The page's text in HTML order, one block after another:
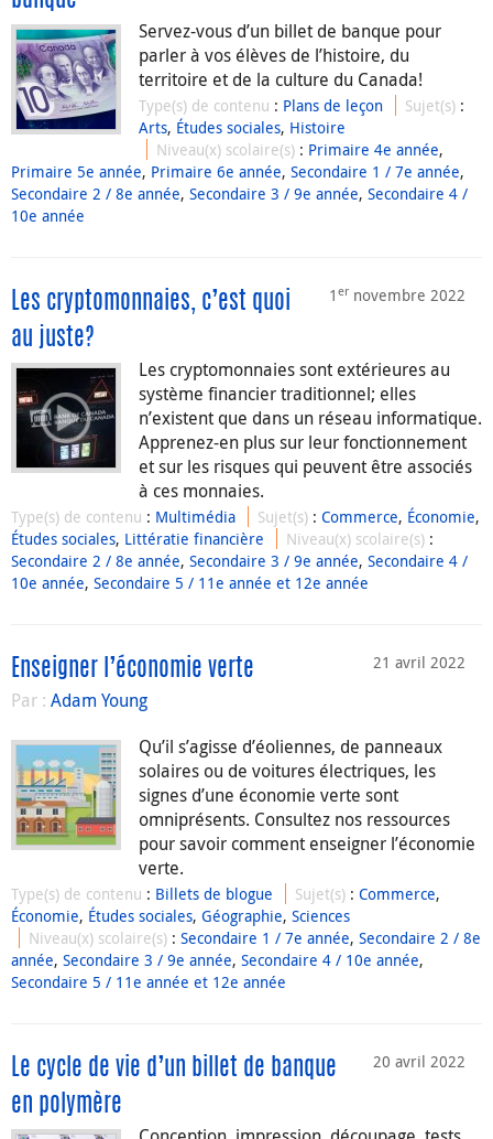
Servez-vous d’un billet de banque pour
parler à vos élèves de l’histoire, du
territoire et de la culture du Canada!
Type(s) de contenu : Plans de leçon Sujet(s) :
Arts, Études sociales, Histoire
Niveau(x) scolaire(s) : Primaire 4e année,
Primaire 5e année, Primaire 6e année, Secondaire 1 / 7e année,
Secondaire 2 / 8e année, Secondaire 3 / 9e année, Secondaire 4 /
10e année
1 er novembre 2022
Les cryptomonnaies, c’est quoi
au juste?
Les cryptomonnaies sont extérieures au
système financier traditionnel; elles
n’existent que dans un réseau informatique.
Apprenez-en plus sur leur fonctionnement
et sur les risques qui peuvent être associés
à ces monnaies.
Type(s) de contenu : Multimédia Sujet(s) :Commerce, Économie,
Études sociales, Littératie financière Niveau(x) scolaire(s) :
Secondaire 2 / 8e année, Secondaire 3 / 9e année, Secondaire 4 /
10e année, Secondaire 5 / 11e année et 12e année
21 avril 2022
Enseigner l’économie verte
Par : Adam Young
Qu’il s’agisse d’éoliennes, de panneaux
solaires ou de voitures électriques, les
signes d’une économie verte sont
omniprésents. Consultez nos ressources
pour savoir comment enseigner l’économie
verte.
Type(s) de contenu : Billets de blogue Sujet(s) :Commerce,
Économie, Études sociales, Géographie, Sciences
Niveau(x) scolaire(s) :Secondaire 1 / 7e année,Secondaire 2 / 8e
année, Secondaire 3 / 9e année, Secondaire 4 / 10e année,
Secondaire 5 / 11e année et 12e année
20 avril 2022
Le cycle de vie d’un billet de banque
en polymère